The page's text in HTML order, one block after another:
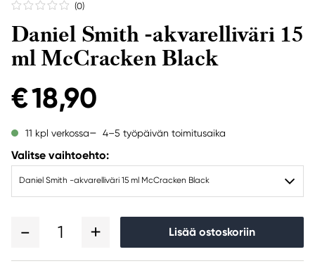
(0)
Daniel Smith -akvarelliväri 15
ml McCracken Black
€ 18,90
11 kpl verkossa 4–5 työpäivän toimitusaika
Valitse vaihtoehto:
Daniel Smith -akvarelliväri 15 ml McCracken Black
1 Lisää ostoskoriin